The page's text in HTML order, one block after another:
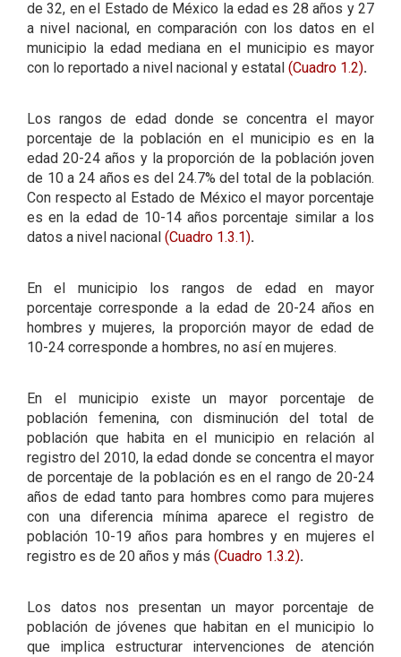
de 32, en el Estado de México la edad es 28 años y 27
a nivel nacional, en comparación con los datos en el
municipio la edad mediana en el municipio es mayor
con lo reportado a nivel nacional y estatal (Cuadro 1.2).
Los rangos de edad donde se concentra el mayor
porcentaje de la población en el municipio es en la
edad 20-24 años y la proporción de la población joven
de 10 a 24 años es del 24.7% del total de la población.
Con respecto al Estado de México el mayor porcentaje
es en la edad de 10-14 años porcentaje similar a los
datos a nivel nacional (Cuadro 1.3.1).
En el municipio los rangos de edad en mayor
porcentaje corresponde a la edad de 20-24 años en
hombres y mujeres, la proporción mayor de edad de
10-24 corresponde a hombres, no así en mujeres.
En el municipio existe un mayor porcentaje de
población femenina, con disminución del total de
población que habita en el municipio en relación al
registro del 2010, la edad donde se concentra el mayor
de porcentaje de la población es en el rango de 20-24
años de edad tanto para hombres como para mujeres
con una diferencia mínima aparece el registro de
población 10-19 años para hombres y en mujeres el
registro es de 20 años y más (Cuadro 1.3.2).
Los datos nos presentan un mayor porcentaje de
población de jóvenes que habitan en el municipio lo
que implica estructurar intervenciones de atención